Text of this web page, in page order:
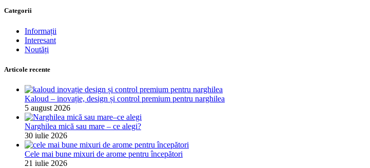
Categorii
Informații
Interesant
Noutăți
Articole recente
Kaloud – inovație, design și control premium pentru narghilea
5 august 2026
Narghilea mică sau mare – ce alegi?
30 iulie 2026
Cele mai bune mixuri de arome pentru începători
21 iulie 2026